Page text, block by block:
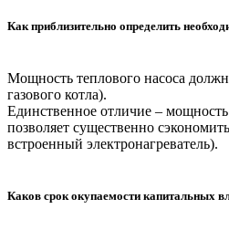
Как приблизительно определить
Мощность теплового насоса
газового котла).
Единственное отличие –
позволяет существенно
встроенный электронагреватель).
Каков срок окупаемости капитальных